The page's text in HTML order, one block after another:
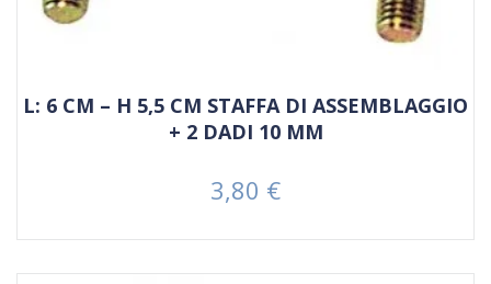
L: 6 CM – H 5,5 CM STAFFA DI ASSEMBLAGGIO
+ 2 DADI 10 MM
Prezzo
3,80 €